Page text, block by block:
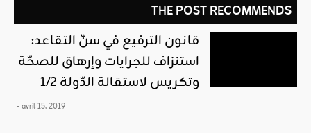
THE POST RECOMMENDS
قانون الترفيع في سنّ التقاعد:
استنزاف للجرايات وإرهاق للصحّة
وتكريس لاستقالة الدّولة 1/2
- avril 15, 2019